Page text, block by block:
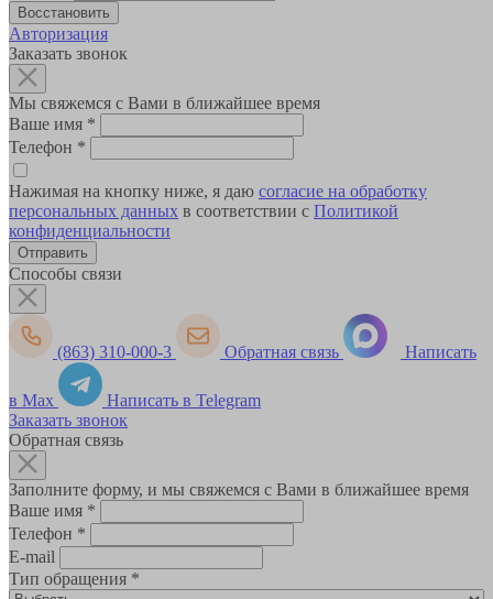
Авторизация
Заказать звонок
Мы свяжемся с Вами в ближайшее время
Ваше имя *
Телефон *
Нажимая на кнопку ниже, я даю согласие на обработку
персональных данных в соответствии с Политикой
конфиденциальности
Способы связи
(863) 310-000-3 Обратная связь Написать
в Max
Написать в Telegram
Заказать звонок
Обратная связь
Заполните форму, и мы свяжемся с Вами в ближайшее время
Ваше имя *
Телефон *
E-mail
Тип обращения *